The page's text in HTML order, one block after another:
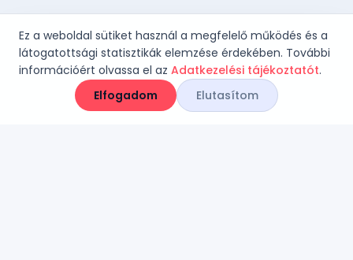
Ez a weboldal sütiket használ a megfelelő működés és a
látogatottsági statisztikák elemzése érdekében. További
információért olvassa el az Adatkezelési tájékoztatót.
Elfogadom
Elutasítom